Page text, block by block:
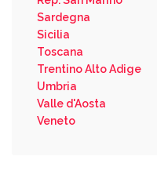
Sardegna
Sicilia
Toscana
Trentino Alto Adige
Umbria
Valle d'Aosta
Veneto